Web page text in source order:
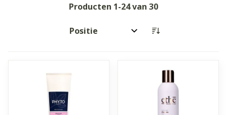
Producten 1-24van 30
Sorteer op: